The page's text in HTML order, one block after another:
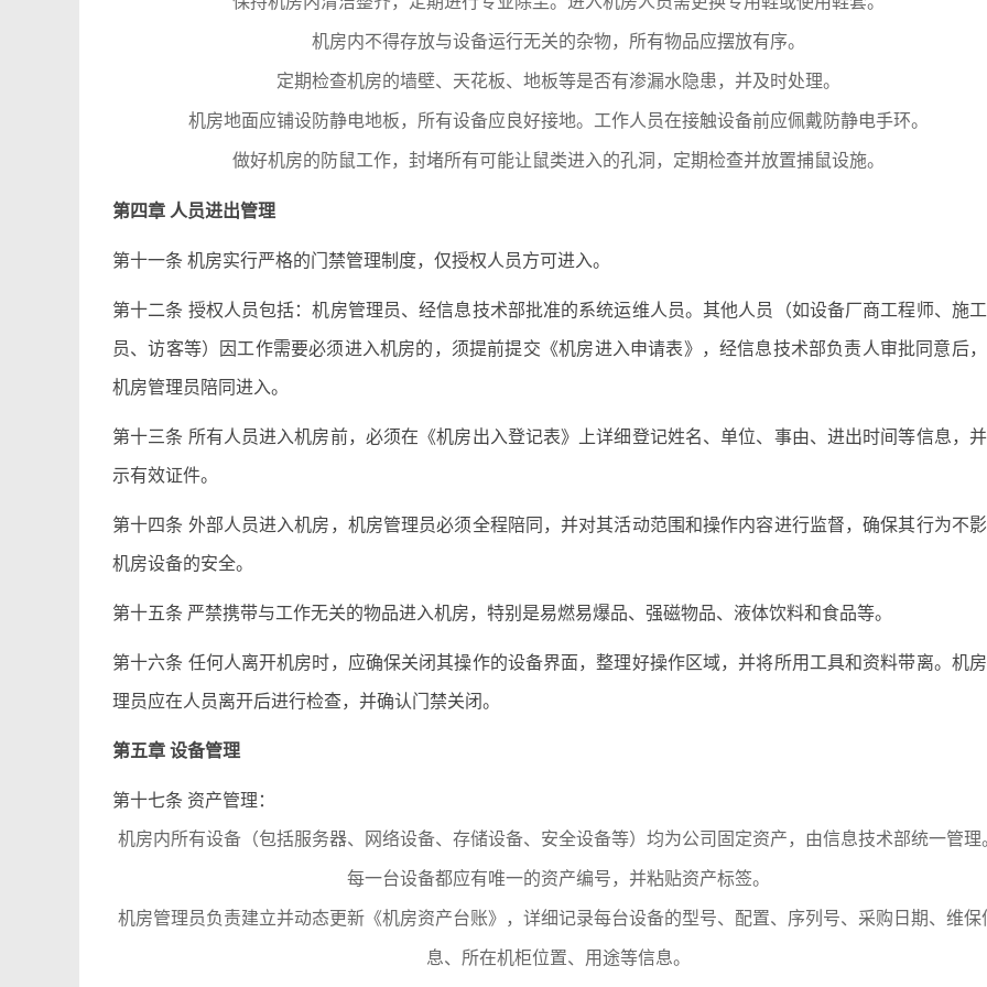
机房内不得存放与设备运行无关的杂物，所有物品应摆放有序。
定期检查机房的墙壁、天花板、地板等是否有渗漏水隐患，并及时处理。
机房地面应铺设防静电地板，所有设备应良好接地。工作人员在接触设备前应佩戴防静电手环。
做好机房的防鼠工作，封堵所有可能让鼠类进入的孔洞，定期检查并放置捕鼠设施。
第四章 人员进出管理
第十一条 机房实行严格的门禁管理制度，仅授权人员方可进入。
第十二条 授权人员包括：机房管理员、经信息技术部批准的系统运维人员。其他人员（如设备厂商工程师、施
员、访客等）因工作需要必须进入机房的，须提前提交《机房进入申请表》，经信息技术部负责人审批同意后
机房管理员陪同进入。
第十三条 所有人员进入机房前，必须在《机房出入登记表》上详细登记姓名、单位、事由、进出时间等信息，
示有效证件。
第十四条 外部人员进入机房，机房管理员必须全程陪同，并对其活动范围和操作内容进行监督，确保其行为不
机房设备的安全。
第十五条 严禁携带与工作无关的物品进入机房，特别是易燃易爆品、强磁物品、液体饮料和食品等。
第十六条 任何人离开机房时，应确保关闭其操作的设备界面，整理好操作区域，并将所用工具和资料带离。机
理员应在人员离开后进行检查，并确认门禁关闭。
第五章 设备管理
第十七条 资产管理：
机房内所有设备（包括服务器、网络设备、存储设备、安全设备等）均为公司固定资产，由信息技术部统一管理
每一台设备都应有唯一的资产编号，并粘贴资产标签。
机房管理员负责建立并动态更新《机房资产台账》，详细记录每台设备的型号、配置、序列号、采购日期、维保
息、所在机柜位置、用途等信息。